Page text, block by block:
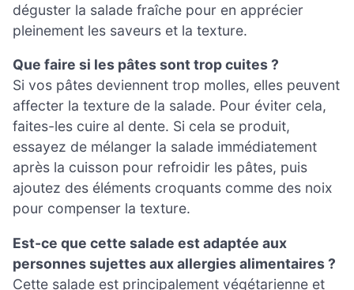
déguster la salade fraîche pour en apprécier
pleinement les saveurs et la texture.
Que faire si les pâtes sont trop cuites ?
Si vos pâtes deviennent trop molles, elles peuvent
affecter la texture de la salade. Pour éviter cela,
faites-les cuire al dente. Si cela se produit,
essayez de mélanger la salade immédiatement
après la cuisson pour refroidir les pâtes, puis
ajoutez des éléments croquants comme des noix
pour compenser la texture.
Est-ce que cette salade est adaptée aux
personnes sujettes aux allergies alimentaires ?
Cette salade est principalement végétarienne et